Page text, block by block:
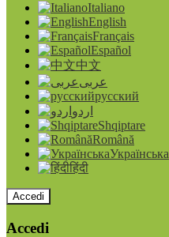
Italiano
English
Français
Español
中文
عربى
русский
اردو
Shqiptare
Română
Українська
हिंदी
Accedi
Accedi